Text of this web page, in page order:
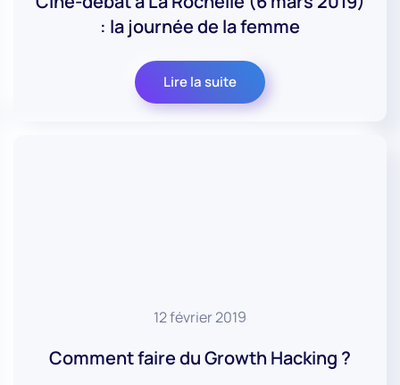
: la journée de la femme
Lire la suite
12 février 2019
Comment faire du Growth Hacking ?